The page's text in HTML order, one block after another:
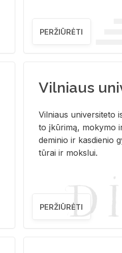
PERŽIŪRĖTI
Vilniaus
Vil­niaus uni­ver­si­te­to
to įkū­ri­mą, mo­ky­mo
de­mi­nio ir kas­die­nio
tū­rai ir moks­lui.
PERŽIŪRĖTI